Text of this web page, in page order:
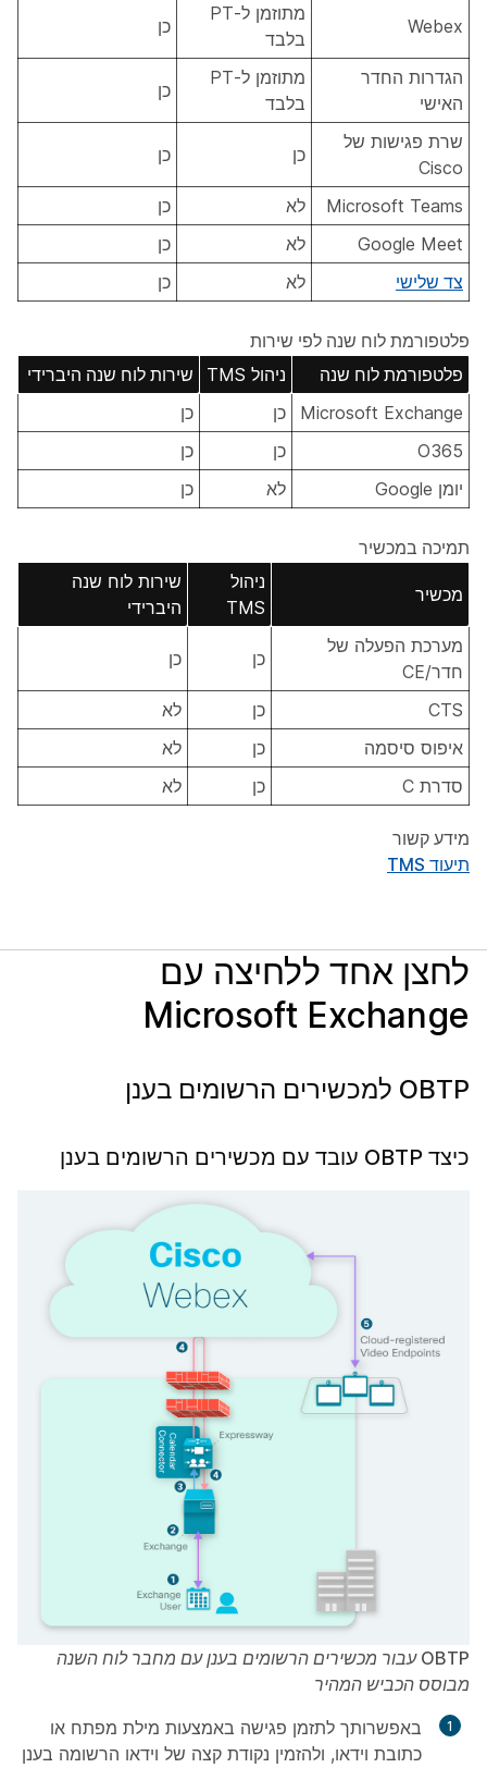
Webex
מתוזמן ל-PT
בלבד
כן
הגדרות החדר
האישי
מתוזמן ל-PT
בלבד
כן
שרת פגישות של
Cisco
כן כן
Microsoft Teams לא
כן
Google Meet
לא
כן
צד שלישי
לא כן
פלטפורמת לוח שנה לפי שירות
פלטפורמת לוח שנה
ניהול TMS
שירות לוח שנה היברידי
Microsoft Exchange
כן
כן
O365
כן
כן
יומן Google
לא כן
תמיכה במכשיר
מכשיר
ניהול
TMS
שירות לוח שנה
היברידי
מערכת הפעלה של
חדר/CE
כן כן
CTS כן
לא
איפוס סיסמה
כן
לא
סדרת C
כן לא
מידע קשור
תיעוד TMS
לחצן אחד ללחיצה עם
Microsoft Exchange
OBTP למכשירים הרשומים בענן
כיצד OBTP עובד עם מכשירים הרשומים בענן
OBTP עבור מכשירים הרשומים בענן עם מחבר לוח השנה
מבוסס הכביש המהיר
באפשרותך לתזמן פגישה באמצעות מילת מפתח או
כתובת וידאו, ולהזמין נקודת קצה של וידאו הרשומה בענן